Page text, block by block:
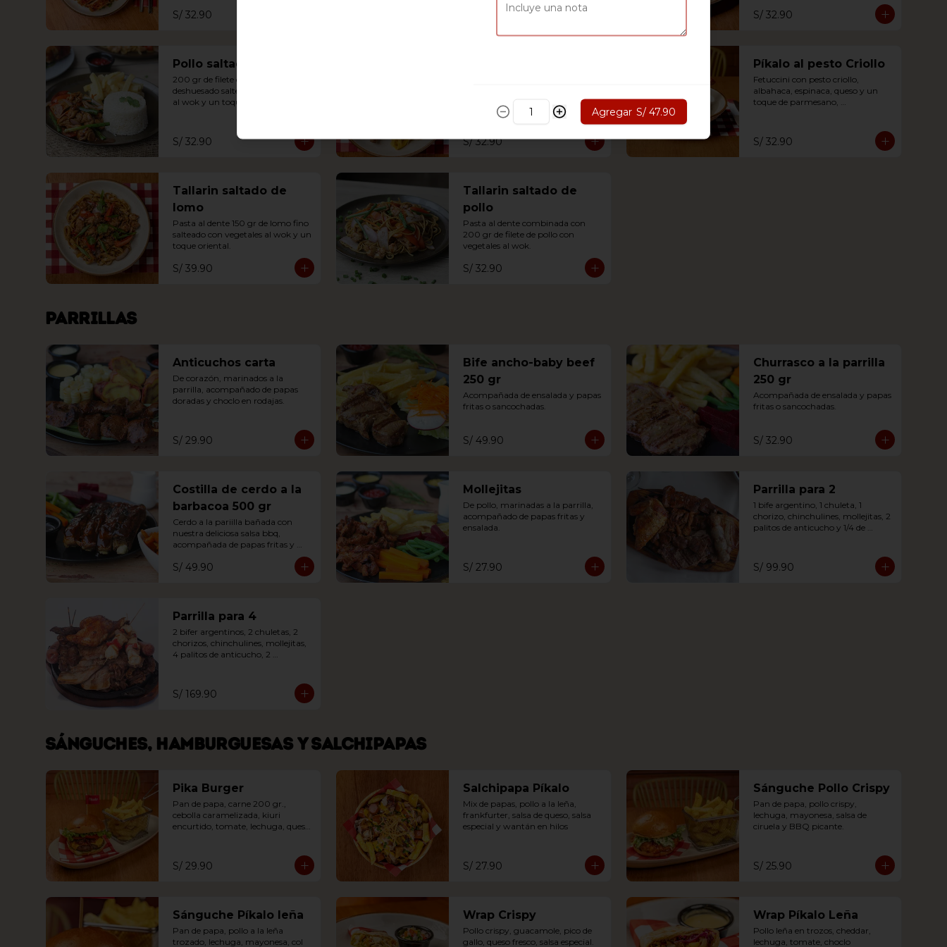
S/ 32.90 S/ 32.90
Pollo saltado
200 gr de filete de pierna
deshuesado salteado en vegetales
al wok y un toque oriental.
S/ 32.90 S/ 32.90
Píkalo al pesto Criollo
Fetuccini con pesto criollo,
albahaca, espinaca, queso y un
toque de parmesano,
S/ 32.90
Tallarin saltado de
lomo
Pasta al dente 150 gr de lomo fino
salteado con vegetales al wok y un
toque oriental.
S/ 39.90
Tallarin saltado de
pollo
Pasta al dente combinada con
200 gr de filete de pollo con
vegetales al wok.
S/ 32.90
Parrillas
Anticuchos carta
De corazón, marinados a la
parrilla, acompañado de papas
doradas y choclo en rodajas.
S/ 29.90
Bife ancho-baby beef
250 gr
Acompañada de ensalada y papas
fritas o sancochadas.
S/ 49.90
Churrasco a la parrilla
250 gr
Acompañada de ensalada y papas
fritas o sancochadas.
S/ 32.90
Costilla de cerdo a la
barbacoa 500 gr
Cerdo a la pariilla bañada con
nuestra deliciosa salsa bbq,
acompañada de papas fritas y
S/ 49.90
Mollejitas
De pollo, marinadas a la parrilla,
acompañado de papas fritas y
ensalada.
S/ 27.90
Parrilla para 2
1 bife argentino, 1 chuleta, 1
chorizo, chinchulines, mollejitas, 2
palitos de anticucho y 1/4 de
S/ 99.90
Parrilla para 4
2 bifer argentinos, 2 chuletas, 2
chorizos, chinchulines, mollejitas,
4 palitos de anticucho, 2
ensalada o papas fritas
S/ 169.90
Sánguches, hamburguesas y salchipapas
Pika Burger
Pan de papa, carne 200 gr.,
cebolla caramelizada, kiuri
encurtido, tomate, lechuga, queso
S/ 29.90
Salchipapa Píkalo
Mix de papas, pollo a la leña,
frankfurter, salsa de queso, salsa
especial y wantán en hilos
S/ 27.90
Sánguche Pollo Crispy
Pan de papa, pollo crispy,
lechuga, mayonesa, salsa de
ciruela y BBQ picante.
S/ 25.90
Sánguche Píkalo leña
Pan de papa, pollo a la leña
trozado, lechuga, mayonesa, col
Wrap Crispy
Pollo crispy, guacamole, pico de
gallo, queso fresco, salsa especial.
Wrap Píkalo Leña
Pollo leña en trozos, cheddar,
lechuga, tomate, choclo
Agregar S/ 47.90